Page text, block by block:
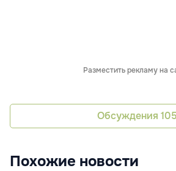
Разместить рекламу на
Обсуждения 105
Похожие новости